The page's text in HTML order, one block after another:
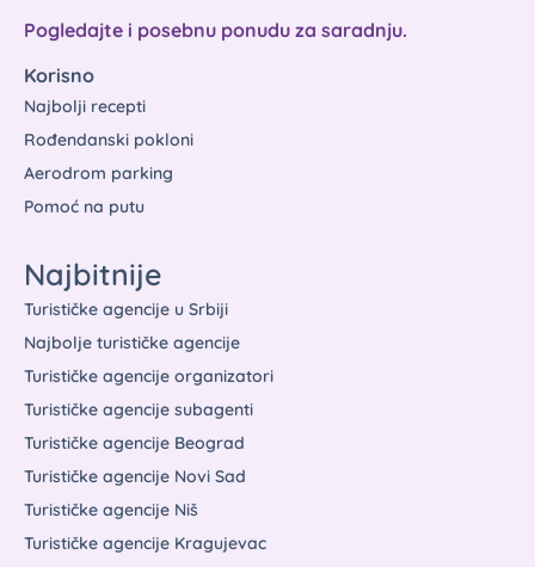
Pogledajte i posebnu ponudu za saradnju.
Korisno
Najbolji recepti
Rođendanski pokloni
Aerodrom parking
Pomoć na putu
Najbitnije
Turističke agencije u Srbiji
Najbolje turističke agencije
Turističke agencije organizatori
Turističke agencije subagenti
Turističke agencije Beograd
Turističke agencije Novi Sad
Turističke agencije Niš
Turističke agencije Kragujevac